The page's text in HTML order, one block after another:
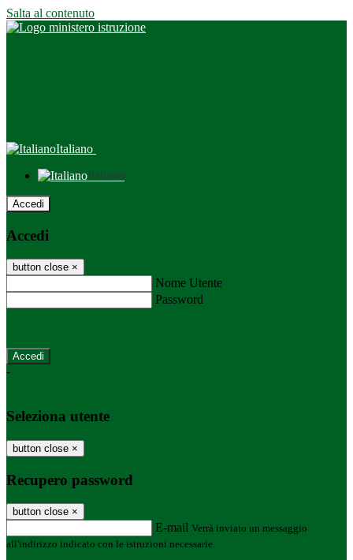
Salta al contenuto
Italiano
Italiano
Accedi
Accedi
button close ×
Nome Utente
Password
-
Seleziona utente
button close ×
Recupero password
button close ×
E-mail Verrà inviato un messaggio
all'indirizzo indicato con le istruzioni necessarie.